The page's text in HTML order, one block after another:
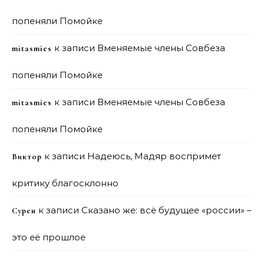
попеняли Помойке
mitasmies к записи Вменяемые члены Совбеза
попеняли Помойке
mitasmies к записи Вменяемые члены Совбеза
попеняли Помойке
Виктор к записи Надеюсь, Мадяр воспримет
критику благосклонно
Сурен к записи Сказано же: всё будущее «россии» –
это её прошлое